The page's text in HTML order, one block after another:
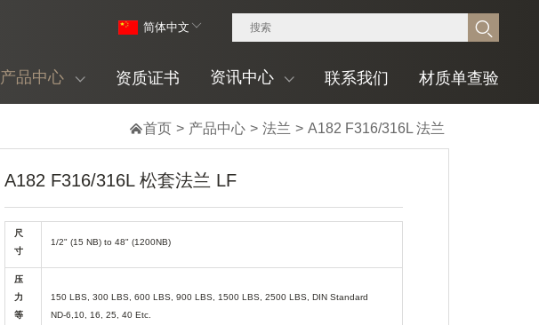
产品中心 资质证书 资讯中心 联系我们 材质单查验
简体中文
首页 > 产品中心 > 法兰 > A182 F316/316L 法兰
A182 F316/316L 松套法兰 LF
尺
寸
1/2" (15 NB) to 48" (1200NB)
压
力
等
150 LBS, 300 LBS, 600 LBS, 900 LBS, 1500 LBS, 2500 LBS, DIN Standard
ND-6,10, 16, 25, 40 Etc.